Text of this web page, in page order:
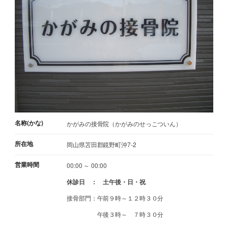
名称(かな) かがみの接骨院（かがみのせっこついん）
所在地 岡山県苫田郡鏡野町沖7-2
営業時間 00:00 ～ 00:00
休診日 ： 土午後・日・祝
接骨部門：午前９時～１２時３０分
午後３時～ ７時３０分